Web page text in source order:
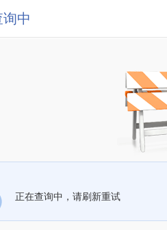
中
正在查询中，请刷新重试